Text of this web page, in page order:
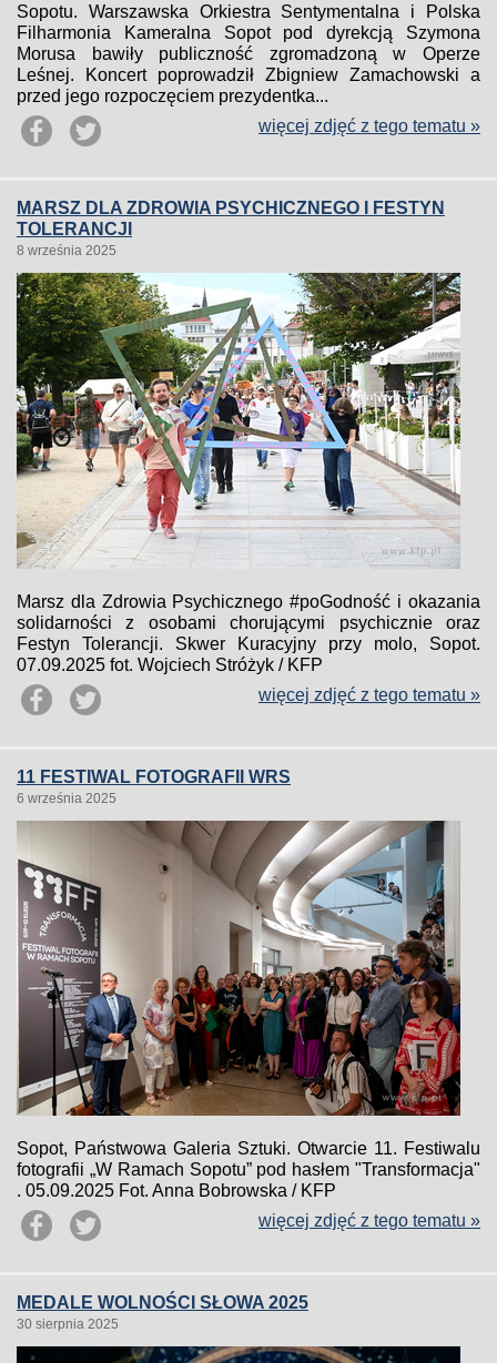
Sopotu. Warszawska Orkiestra Sentymentalna i Polska
Filharmonia Kameralna Sopot pod dyrekcją Szymona
Morusa bawiły publiczność zgromadzoną w Operze
Leśnej. Koncert poprowadził Zbigniew Zamachowski a
przed jego rozpoczęciem prezydentka...
więcej zdjęć z tego tematu »
MARSZ DLA ZDROWIA PSYCHICZNEGO I FESTYN
TOLERANCJI
8 września 2025
Marsz dla Zdrowia Psychicznego #poGodność i okazania
solidarności z osobami chorującymi psychicznie oraz
Festyn Tolerancji. Skwer Kuracyjny przy molo, Sopot.
07.09.2025 fot. Wojciech Stróżyk / KFP
więcej zdjęć z tego tematu »
11 FESTIWAL FOTOGRAFII WRS
6 września 2025
Sopot, Państwowa Galeria Sztuki. Otwarcie 11. Festiwalu
fotografii „W Ramach Sopotu” pod hasłem "Transformacja"
. 05.09.2025 Fot. Anna Bobrowska / KFP
więcej zdjęć z tego tematu »
MEDALE WOLNOŚCI SŁOWA 2025
30 sierpnia 2025